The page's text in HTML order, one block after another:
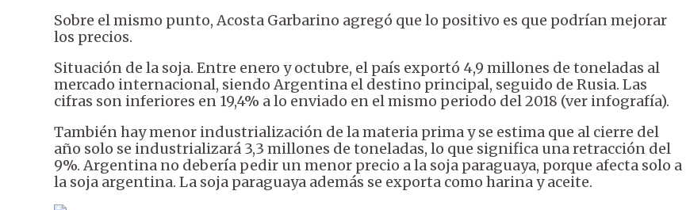
Sobre el mismo punto, Acosta Garbarino agregó que lo positivo es que podrían mejorar
los precios.
Situación de la soja. Entre enero y octubre, el país exportó 4,9 millones de toneladas al
mercado internacional, siendo Argentina el destino principal, seguido de Rusia. Las
cifras son inferiores en 19,4% a lo enviado en el mismo periodo del 2018 (ver infografía).
También hay menor industrialización de la materia prima y se estima que al cierre del
año solo se industrializará 3,3 millones de toneladas, lo que significa una retracción del
9%. Argentina no debería pedir un menor precio a la soja paraguaya, porque afecta solo a
la soja argentina. La soja paraguaya además se exporta como harina y aceite.